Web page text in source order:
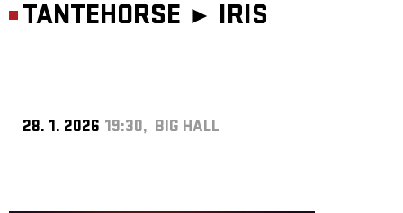
TANTEHORSE ► IRIS
28. 1. 2026 19:30, BIG HALL